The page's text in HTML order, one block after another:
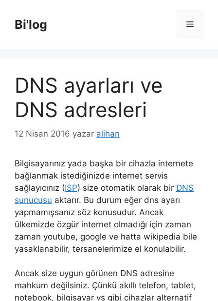
Bi'log Menü
DNS ayarları ve
DNS adresleri
12 Nisan 2016 yazar alihan
Bilgisayarınız yada başka bir cihazla internete
bağlanmak istediğinizde internet servis
sağlayıcınız (ISP) size otomatik olarak bir DNS
sunucusu aktarır. Bu durum eğer dns ayarı
yapmamışsanız söz konusudur. Ancak
ülkemizde özgür internet olmadığı için zaman
zaman youtube, google ve hatta wikipedia bile
yasaklanabilir, tersanelerimize el konulabilir.
Ancak size uygun görünen DNS adresine
mahkum değilsiniz. Çünkü akıllı telefon, tablet,
notebook, bilgisayar vs gibi cihazlar alternatif